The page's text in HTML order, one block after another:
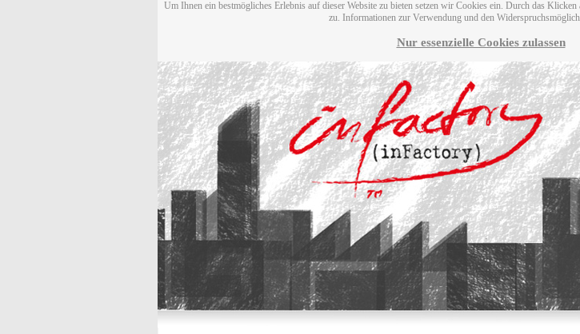
Um Ihnen ein bestmögliches Erlebnis auf dieser Website zu bieten setzen wir Cookies ein. Durch das
zu. Informationen zur Verwendung und den
Nur essenzielle Cookies zulassen